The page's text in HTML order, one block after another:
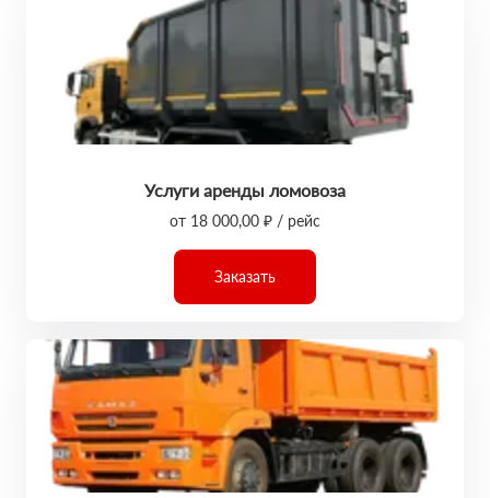
Услуги аренды ломовоза
от 18 000,00 ₽ / рейс
Заказать